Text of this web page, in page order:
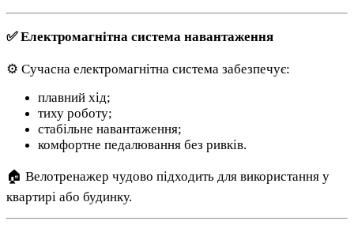
✅ Електромагнітна система навантаження
⚙️ Сучасна електромагнітна система забезпечує:
плавний хід;
тиху роботу;
стабільне навантаження;
комфортне педалювання без ривків.
🏠 Велотренажер чудово підходить для використання у
квартирі або будинку.